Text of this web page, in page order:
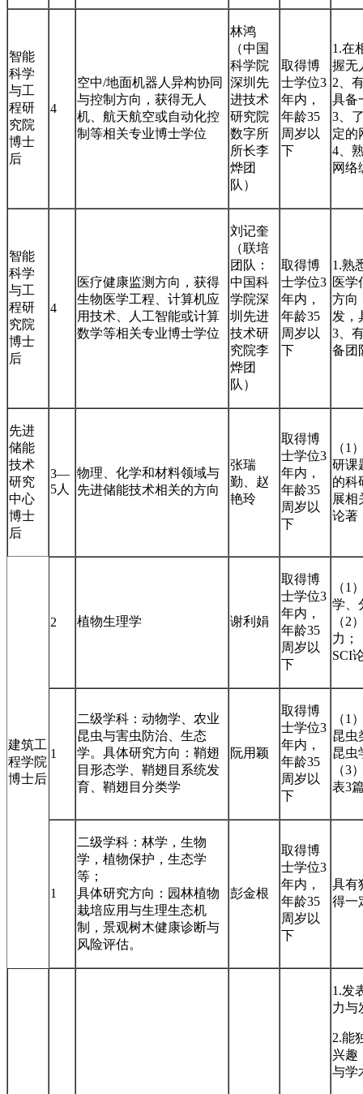
智能
科学
与工
程研
究院
博士
后
4
空中/地面机器人异构协同
与控制方向，获得无人
机、航天航空或自动化控
制等相关专业博士学位
林鸿
（中国
科学院
深圳先
进技术
研究院
数字所
所长李
烨团
队）
取得博
士学位3
年内，
年龄35
周岁以
下
1.在
握无
2、
具备
3、
定的
4、
网络
智能
科学
与工
程研
究院
博士
后
4
医疗健康监测方向，获得
生物医学工程、计算机应
用技术、人工智能或计算
数学等相关专业博士学位
刘记奎
（联培
团队：
中国科
学院深
圳先进
技术研
究院李
烨团
队）
取得博
士学位3
年内，
年龄35
周岁以
下
1.熟
医学
方向
发，
3、
备团
先进
储能
技术
研究
中心
博士
后
3—
5人
物理、化学和材料领域与
先进储能技术相关的方向
张瑞
勤、赵
艳玲
取得博
士学位3
年内，
年龄35
周岁以
下
（1
研课
的科
展相
论著
建筑工
程学院
博士后
2 植物生理学 谢利娟
取得博
士学位3
年内，
年龄35
周岁以
下
（1
学、
（2
力；
SCI
1
二级学科：动物学、农业
昆虫与害虫防治、生态
学。具体研究方向：鞘翅
目形态学、鞘翅目系统发
育、鞘翅目分类学
阮用颖
取得博
士学位3
年内，
年龄35
周岁以
下
（1
昆虫
昆虫
（3
表3
1
二级学科：林学，生物
学，植物保护，生态学
等；
具体研究方向：园林植物
栽培应用与生理生态机
制，景观树木健康诊断与
风险评估。
彭金根
取得博
士学位3
年内，
年龄35
周岁以
下
具有
得一
1.发
力与
2.能
兴趣
与学